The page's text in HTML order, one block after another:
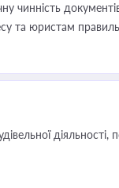
чинність
та юристам
влади та